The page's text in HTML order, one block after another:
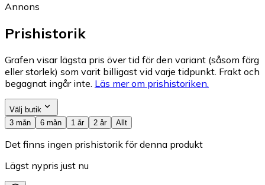
Annons
Prishistorik
Grafen visar lägsta pris över tid för den variant (såsom färg
eller storlek) som varit billigast vid varje tidpunkt. Frakt och
begagnat ingår inte. Läs mer om prishistoriken.
Välj butik
3 mån
6 mån 1 år 2 år Allt
Det finns ingen prishistorik för denna produkt
Lägst nypris just nu